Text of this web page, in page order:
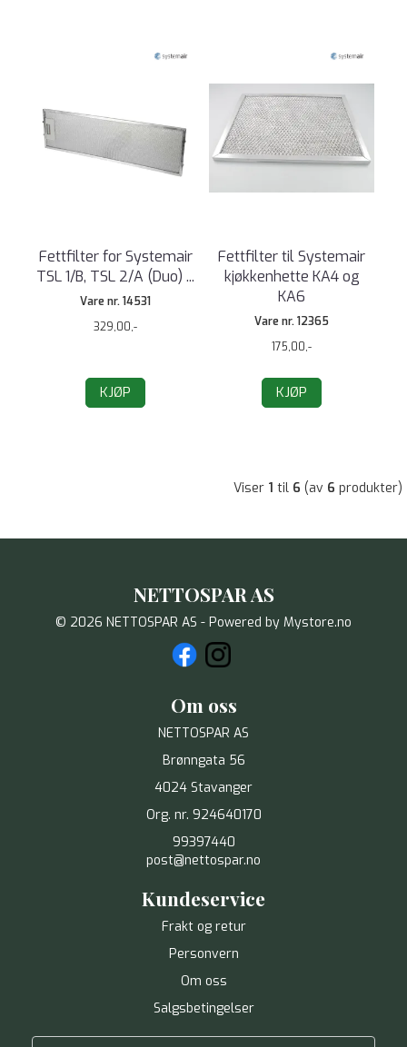
Fettfilter for Systemair
TSL 1/B, TSL 2/A (Duo) ...
Vare nr. 14531
329,00,-
KJØP
Fettfilter til Systemair
kjøkkenhette KA4 og
KA6
Vare nr. 12365
175,00,-
KJØP
Viser 1 til 6 (av 6 produkter)
NETTOSPAR AS
© 2026 NETTOSPAR AS - Powered by Mystore.no
Om oss
NETTOSPAR AS
Brønngata 56
4024 Stavanger
Org. nr. 924640170
99397440
post@nettospar.no
Kundeservice
Frakt og retur
Personvern
Om oss
Salgsbetingelser